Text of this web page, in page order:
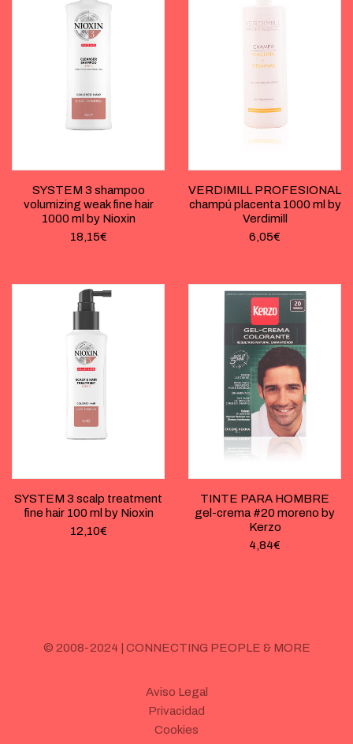
SYSTEM 3 shampoo
volumizing weak fine hair
1000 ml by Nioxin
18,15€
VERDIMILL PROFESIONAL
champú placenta 1000 ml by
Verdimill
6,05€
SYSTEM 3 scalp treatment
fine hair 100 ml by Nioxin
12,10€
TINTE PARA HOMBRE
gel-crema #20 moreno by
Kerzo
4,84€
© 2008-2024 | CONNECTING PEOPLE & MORE
Aviso Legal
Privacidad
Cookies